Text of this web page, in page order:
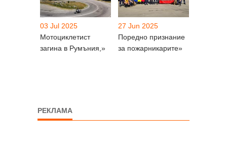
03 Jul 2025
Мотоциклетист
загина в Румъния,»
27 Jun 2025
Поредно признание
за пожарникарите»
РЕКЛАМА